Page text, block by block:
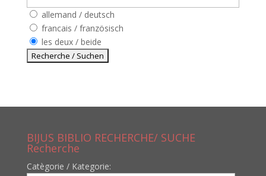
allemand / deutsch
francais / französisch
les deux / beide
BIJUS BIBLIO RECHERCHE/ SUCHE
Recherche
Catègorie / Kategorie: